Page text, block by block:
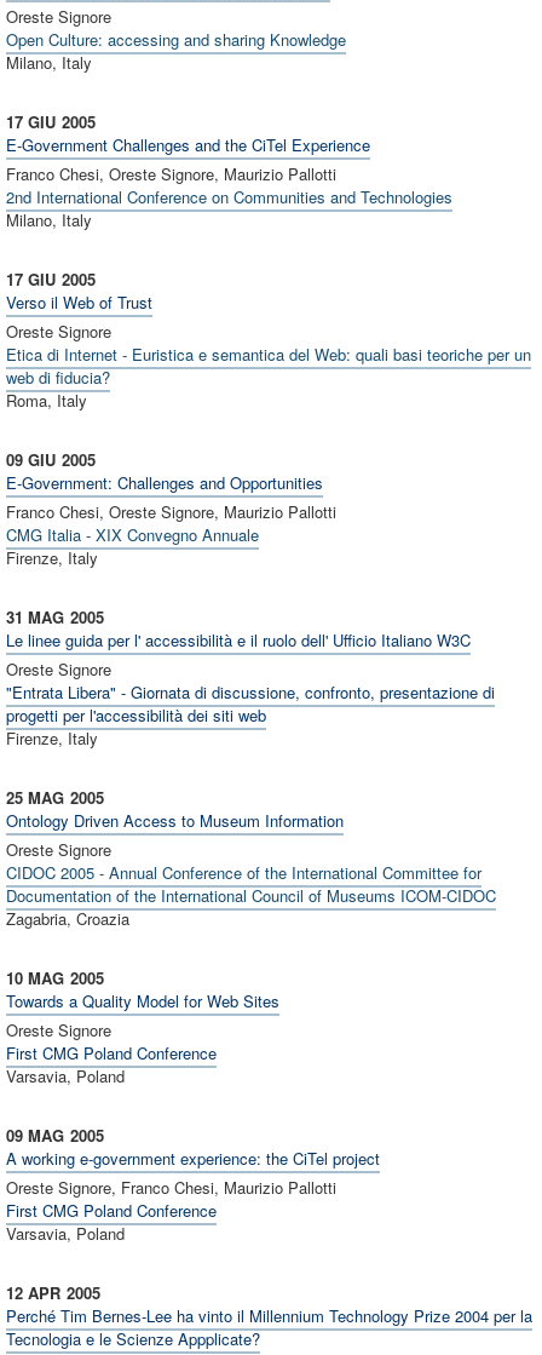
Oreste Signore
Open Culture: accessing and sharing Knowledge
Milano, Italy
2005
17 GIU
E-Government Challenges and the CiTel Experience
Franco Chesi, Oreste Signore, Maurizio Pallotti
2nd International Conference on Communities and Technologies
Milano, Italy
2005
17 GIU
Verso il Web of Trust
Oreste Signore
Etica di Internet - Euristica e semantica del Web: quali basi teoriche per un
web di fiducia?
Roma, Italy
2005
09 GIU
E-Government: Challenges and Opportunities
Franco Chesi, Oreste Signore, Maurizio Pallotti
CMG Italia - XIX Convegno Annuale
Firenze, Italy
2005
31 MAG
Le linee guida per l' accessibilità e il ruolo dell' Ufficio Italiano W3C
Oreste Signore
"Entrata Libera" - Giornata di discussione, confronto, presentazione di
progetti per l'accessibilità dei siti web
Firenze, Italy
2005
25 MAG
Ontology Driven Access to Museum Information
Oreste Signore
CIDOC 2005 - Annual Conference of the International Committee for
Documentation of the International Council of Museums ICOM-CIDOC
Zagabria, Croazia
2005
10 MAG
Towards a Quality Model for Web Sites
Oreste Signore
First CMG Poland Conference
Varsavia, Poland
2005
09 MAG
A working e-government experience: the CiTel project
Oreste Signore, Franco Chesi, Maurizio Pallotti
First CMG Poland Conference
Varsavia, Poland
2005
12 APR
Perché Tim Bernes-Lee ha vinto il Millennium Technology Prize 2004 per la
Tecnologia e le Scienze Appplicate?